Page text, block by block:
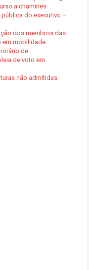
a chaminés
pública do executivo –
dos membros das
em mobilidade
de
de voto em
não admitidas